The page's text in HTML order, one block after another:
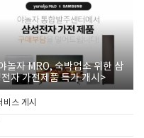
놀자 MRO, 숙박업소 위한 삼
전자 가전제품 특가 개시>
스 게시